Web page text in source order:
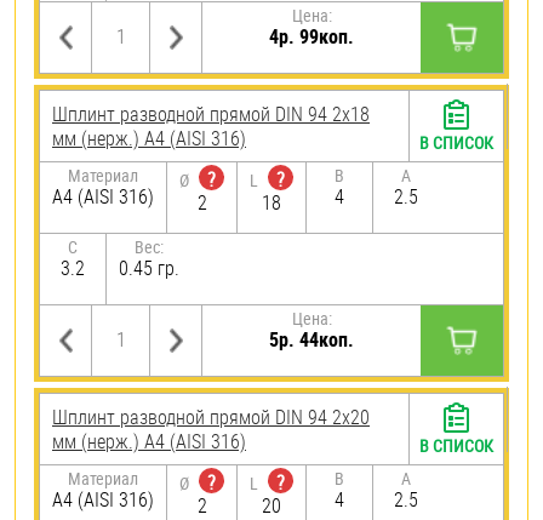
Цена:
4р. 99коп.
Шплинт разводной прямой DIN 94 2х18
мм (нерж.) A4 (AISI 316)
Материал
A4 (AISI 316)
Ø
?
2
L
?
18
B
4
A
2.5
C
3.2
Вес:
0.45 гр.
Цена:
5р. 44коп.
В СПИСОК
Шплинт разводной прямой DIN 94 2х20
мм (нерж.) A4 (AISI 316)
Материал
A4 (AISI 316)
Ø
?
2
L
?
20
B
4
A
2.5
В СПИСОК